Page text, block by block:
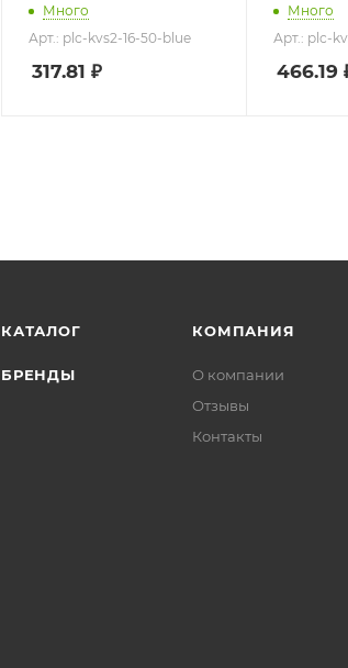
синяя
Много
Арт.: plc-kvs2-16-50-blue
желто-
Много
Арт.: plc-
О компании
Отзывы